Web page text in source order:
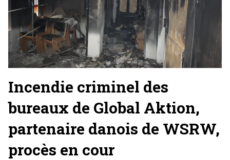
Incendie criminel des
bureaux de Global Aktion,
partenaire danois de WSRW,
procès en cour